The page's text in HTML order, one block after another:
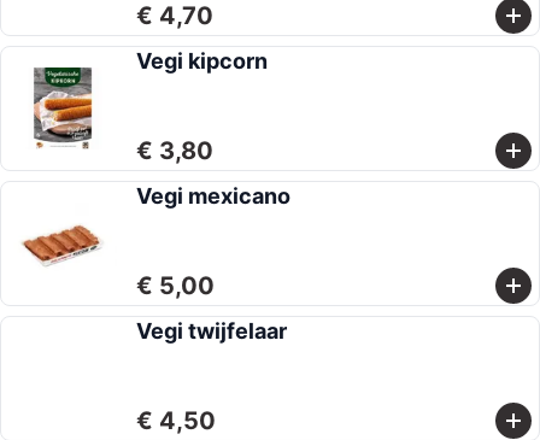
€ 4,70
Vegi kipcorn
€ 3,80
Vegi mexicano
€ 5,00
Vegi twijfelaar
€ 4,50